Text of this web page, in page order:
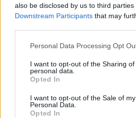
also be disclosed by us to third parties
Downstream Participants that may
Please note that this website/app
not limited to your visit or usage
grant or deny consent to Google and
use your data for below specified
consent section.
Personal Data Processing Opt
I want to opt-out of the Sharing of
personal data.
Opted In
I want to opt-out of the Sale of my
Personal Data.
Opted In